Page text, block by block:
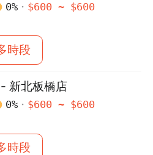
0% $600 ~ $600
時段
新北板橋店
0% $600 ~ $600
時段